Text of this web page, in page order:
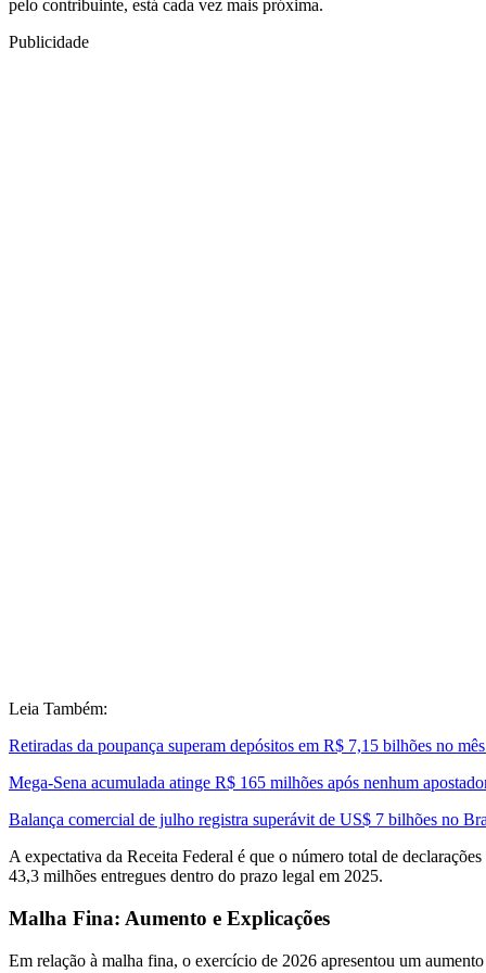
pelo contribuinte, está cada vez mais próxima.
Publicidade
Leia Também:
Retiradas da poupança superam depósitos em R$ 7,15 bilhões no
Mega-Sena acumulada atinge R$ 165 milhões após nenhum
Balança comercial de julho registra superávit de US$ 7 bilhões no
A expectativa da Receita Federal é que o número total de
43,3 milhões entregues dentro do prazo legal em 2025.
Malha Fina: Aumento e Explicações
Em relação à malha fina, o exercício de 2026 apresentou um